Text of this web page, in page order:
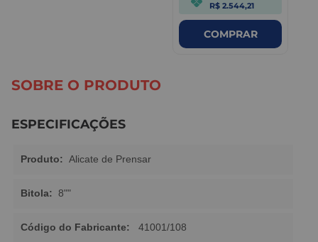
R$ 2.544,21
COMPRAR
SOBRE O PRODUTO
ESPECIFICAÇÕES
Produto: Alicate de Prensar
Bitola: 8""
Código do Fabricante: 41001/108